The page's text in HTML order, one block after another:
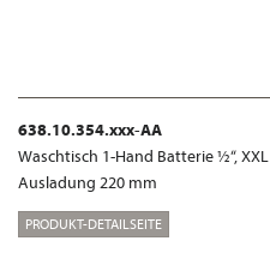
638.10.354.xxx-AA
Waschtisch 1-Hand Batterie ½“, XXL
Ausladung 220 mm
PRODUKT-DETAILSEITE